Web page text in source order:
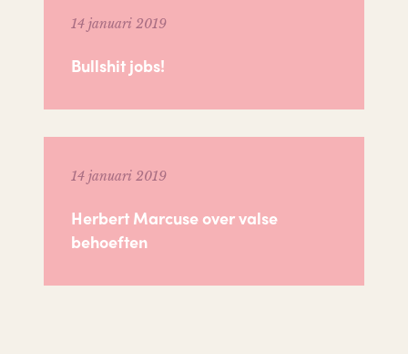
14 januari 2019
Bullshit jobs!
14 januari 2019
Herbert Marcuse over valse
behoeften